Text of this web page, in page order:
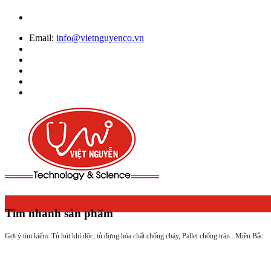
Email: info@vietnguyenco.vn
Tìm nhanh sản phẩm
Gợi ý tìm kiếm: Tủ hút khí độc, tủ đựng hóa chất chống cháy, Pallet chống tràn... Miền Bắc